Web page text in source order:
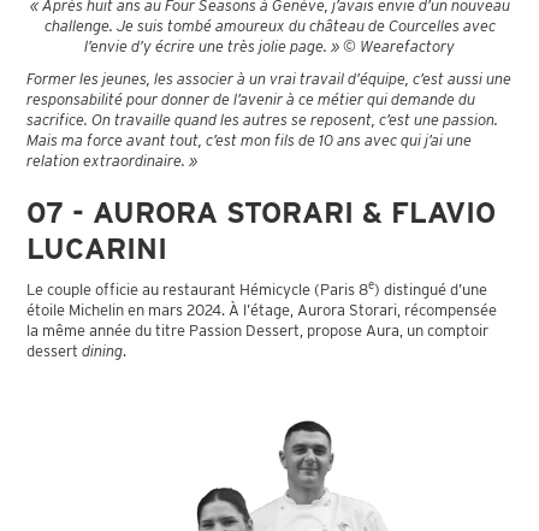
« Après huit ans au Four Seasons à Genève, j’avais envie d’un nouveau
challenge. Je suis tombé amoureux du château de Courcelles avec
l’envie d’y écrire une très jolie page. » © Wearefactory
Former les jeunes, les associer à un vrai travail d’équipe, c’est aussi une
responsabilité pour donner de l’avenir à ce métier qui demande du
sacrifice. On travaille quand les autres se reposent, c’est une passion.
Mais ma force avant tout, c’est mon fils de 10 ans avec qui j’ai une
relation extraordinaire. »
07 - AURORA STORARI & FLAVIO
LUCARINI
Le couple officie au restaurant Hémicycle (Paris 8e) distingué d’une
étoile Michelin en mars 2024. À l’étage, Aurora Storari, récompensée
la même année du titre Passion Dessert, propose Aura, un comptoir
dessertdining.